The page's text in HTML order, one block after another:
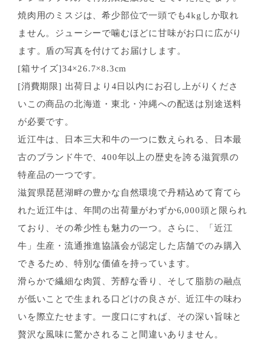
焼肉用のミスジは、希少部位で一頭でも4kgしか取れ
ません。ジューシーで噛むほどに甘味がお口に広がり
ます。盾の写真を付けてお届けします。
[箱サイズ]34×26.7×8.3cm
[消費期限] 出荷日より4日以内にお召し上がりくださ
いこの商品の北海道・東北・沖縄への配送は別途送料
が必要です。
近江牛は、日本三大和牛の一つに数えられる、日本最
古のブランド牛で、400年以上の歴史を誇る滋賀県の
特産品の一つです。
滋賀県琵琶湖畔の豊かな自然環境で丹精込めて育てら
れた近江牛は、年間の出荷量がわずか6,000頭と限られ
ており、その希少性も魅力の一つ。さらに、「近江
牛」生産・流通推進協議会が認定した店舗でのみ購入
できるため、特別な価値を持っています。
滑らかで繊細な肉質、芳醇な香り、そして脂肪の融点
が低いことで生まれる口どけの良さが、近江牛の味わ
いを際立たせます。一度口にすれば、その深い旨味と
贅沢な風味に驚かされること間違いありません。